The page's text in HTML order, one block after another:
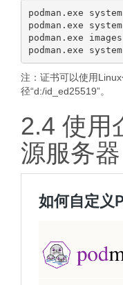
podman.exe
podman.exe
podman.exe images
注：证书可以使用
径“d:/id_ed25519”。
2.4 使用
源服务器